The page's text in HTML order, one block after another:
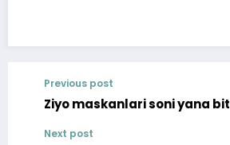
Previous post
Ziyo maskanlari soni yana
Next post